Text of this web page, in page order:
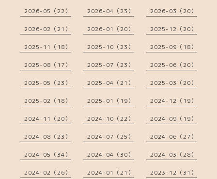
2026-05（22） 2026-04（23） 2026-03（20）
2026-02（21） 2026-01（20） 2025-12（20）
2025-11（18） 2025-10（23） 2025-09（18）
2025-08（17） 2025-07（23） 2025-06（20）
2025-05（23） 2025-04（21） 2025-03（20）
2025-02（18） 2025-01（19） 2024-12（19）
2024-11（20） 2024-10（22） 2024-09（19）
2024-08（23） 2024-07（25） 2024-06（27）
2024-05（34） 2024-04（30） 2024-03（28）
2024-02（26） 2024-01（21） 2023-12（31）